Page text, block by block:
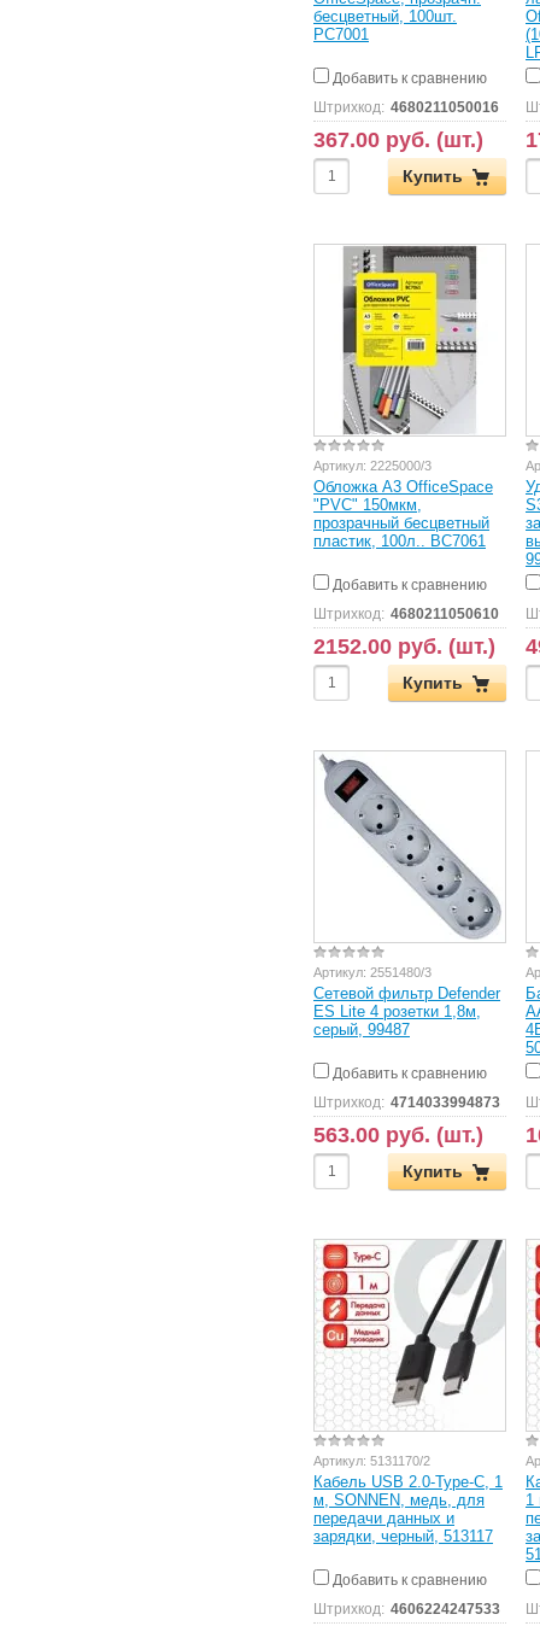
бесцветный, 100шт.
PC7001
Добавить к сравнению
Штрихкод: 4680211050016
367.00 руб. (шт.)
Купить
Артикул: 2225000/3
Обложка А3 OfficeSpace
"PVC" 150мкм,
прозрачный бесцветный
пластик, 100л.. BC7061
Добавить к сравнению
Штрихкод: 4680211050610
2152.00 руб. (шт.)
Купить
Артикул: 2551480/3
Сетевой фильтр Defender
ES Lite 4 розетки 1,8м,
серый, 99487
Добавить к сравнению
Штрихкод: 4714033994873
563.00 руб. (шт.)
Купить
Артикул: 5131170/2
Кабель USB 2.0-Type-C, 1
м, SONNEN, медь, для
передачи данных и
зарядки, черный, 513117
Добавить к сравнению
Штрихкод: 4606224247533
1